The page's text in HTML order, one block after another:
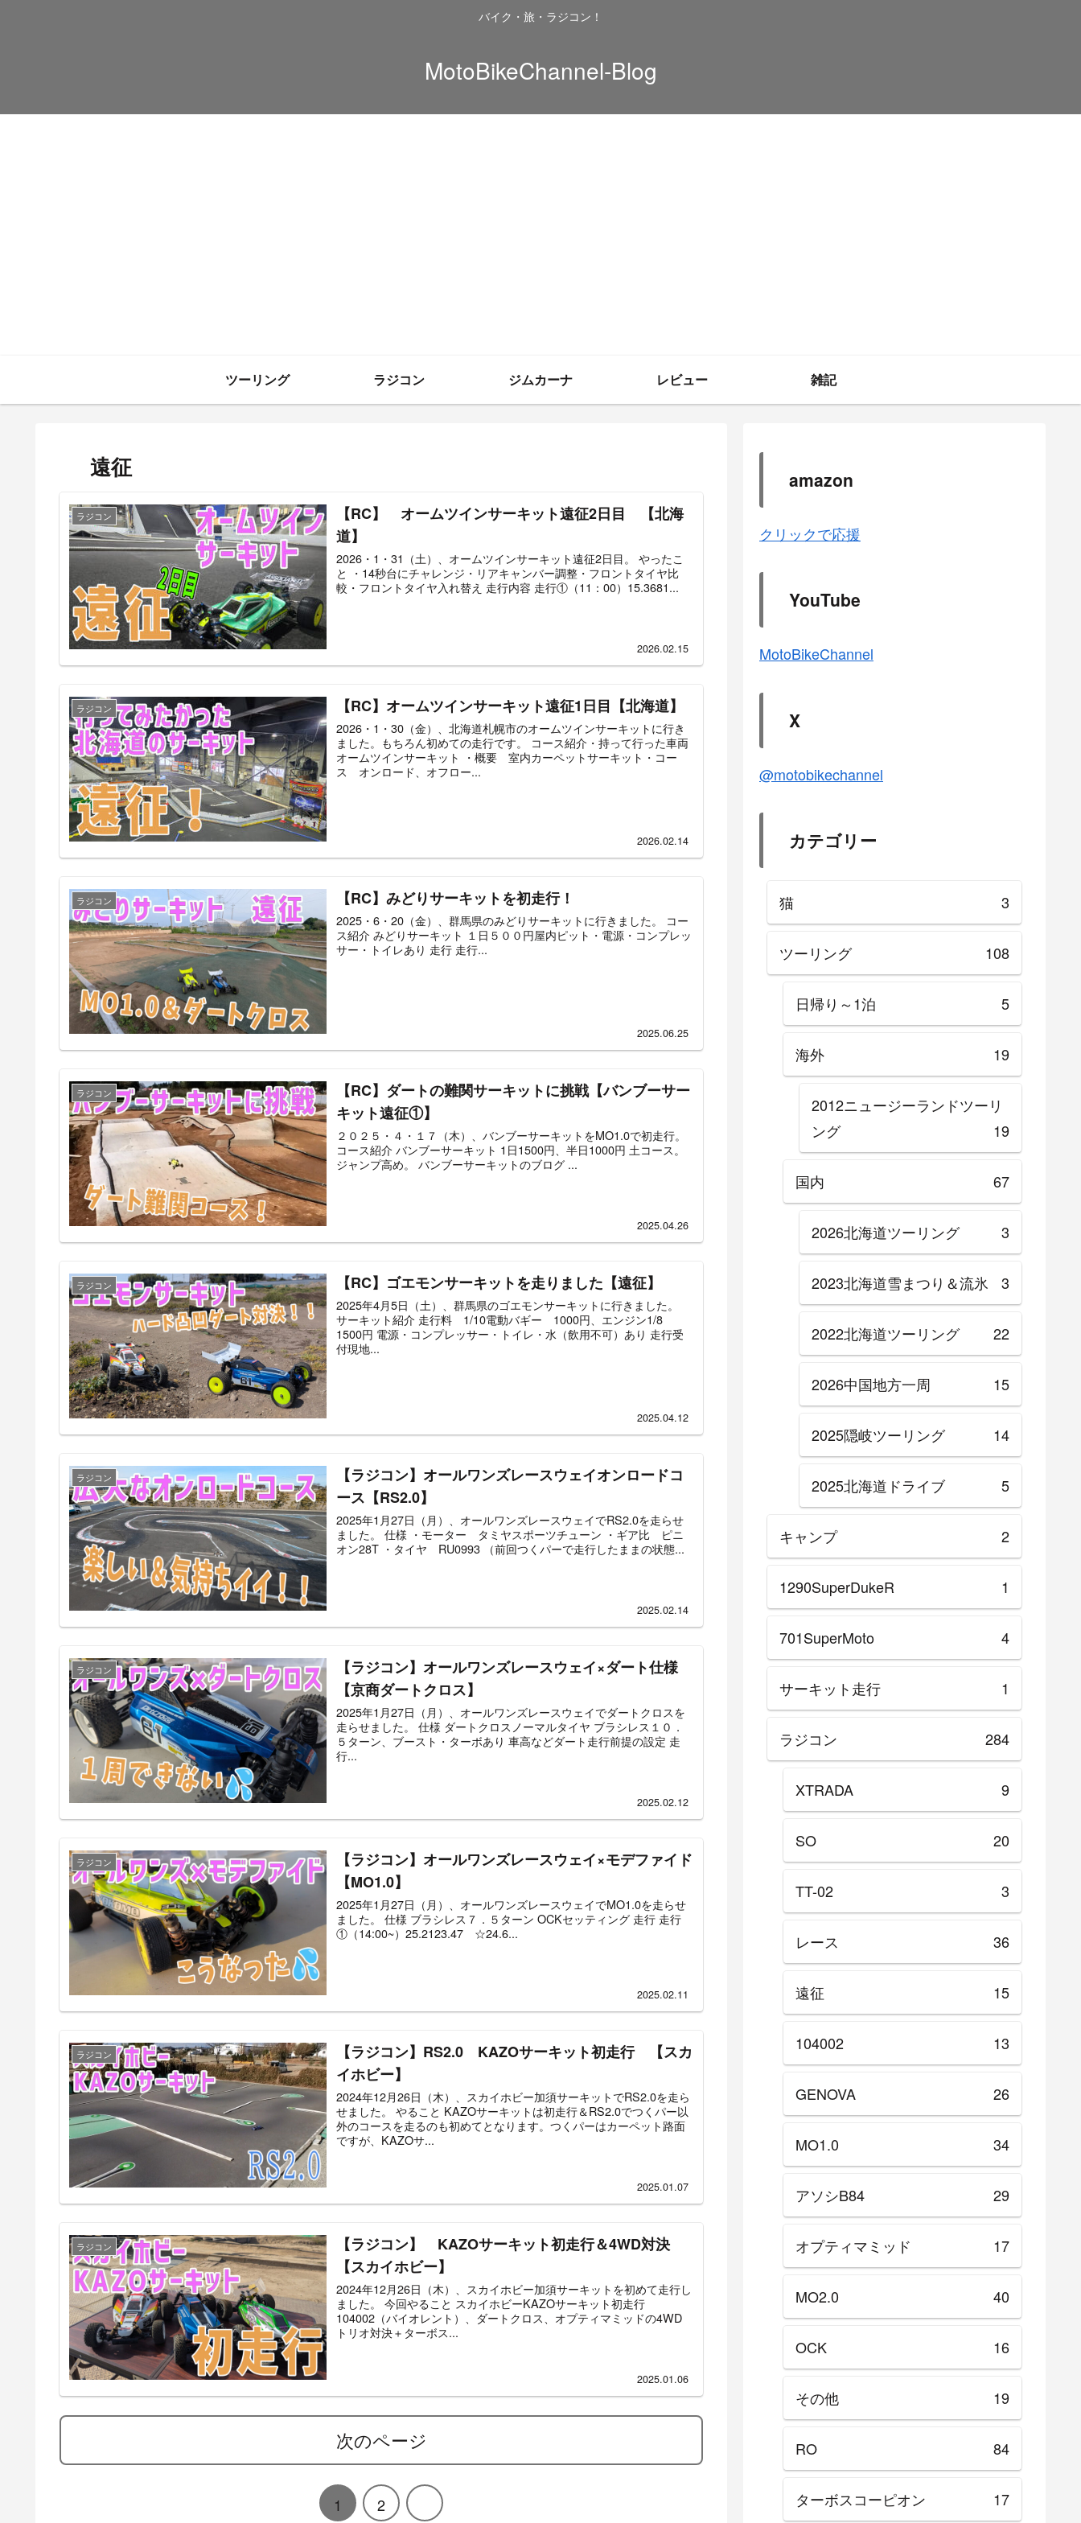
バイク・旅・ラジコン！
MotoBikeChannel-Blog
ツーリング ラジコン ジムカーナ レビュー 雑記
遠征
ラジコン
【RC】 オームツインサーキット遠征2日目 【北海
道】
2026・1・31（土）、オームツインサーキット遠征2日目。 やったこ
と ・14秒台にチャレンジ・リアキャンバー調整・フロントタイヤ比
較・フロントタイヤ入れ替え 走行内容 走行①（11：00）15.3681...
2026.02.15
ラジコン 【RC】オームツインサーキット遠征1日目【北海道】
2026・1・30（金）、北海道札幌市のオームツインサーキットに行き
ました。もちろん初めての走行です。 コース紹介・持って行った車両
オームツインサーキット ・概要 室内カーペットサーキット・コー
ス オンロード、オフロー...
2026.02.14
ラジコン 【RC】みどりサーキットを初走行！
2025・6・20（金）、群馬県のみどりサーキットに行きました。 コー
ス紹介 みどりサーキット １日５００円屋内ピット・電源・コンプレッ
サー・トイレあり 走行 走行...
2025.06.25
ラジコン
【RC】ダートの難関サーキットに挑戦【バンブーサー
キット遠征①】
２０２５・４・１７（木）、バンブーサーキットをMO1.0で初走行。
コース紹介 バンブーサーキット 1日1500円、半日1000円 土コース。
ジャンプ高め。 バンブーサーキットのブログ ...
2025.04.26
ラジコン 【RC】ゴエモンサーキットを走りました【遠征】
2025年4月5日（土）、群馬県のゴエモンサーキットに行きました。
サーキット紹介 走行料 1/10電動バギー 1000円、エンジン1/8
1500円 電源・コンプレッサー・トイレ・水（飲用不可）あり 走行受
付現地...
2025.04.12
ラジコン
【ラジコン】オールワンズレースウェイオンロードコ
ース【RS2.0】
2025年1月27日（月）、オールワンズレースウェイでRS2.0を走らせ
ました。 仕様 ・モーター タミヤスポーツチューン ・ギア比 ピニ
オン28T ・タイヤ RU0993 （前回つくパーで走行したままの状態...
2025.02.14
ラジコン
【ラジコン】オールワンズレースウェイ×ダート仕様
【京商ダートクロス】
2025年1月27日（月）、オールワンズレースウェイでダートクロスを
走らせました。 仕様 ダートクロスノーマルタイヤ ブラシレス１０．
５ターン、ブースト・ターボあり 車高などダート走行前提の設定 走
行...
2025.02.12
ラジコン
【ラジコン】オールワンズレースウェイ×モデファイド
【MO1.0】
2025年1月27日（月）、オールワンズレースウェイでMO1.0を走らせ
ました。 仕様 ブラシレス７．５ターン OCKセッティング 走行 走行
①（14:00~）25.2123.47 ☆24.6...
2025.02.11
ラジコン
【ラジコン】RS2.0 KAZOサーキット初走行 【スカ
イホビー】
2024年12月26日（木）、スカイホビー加須サーキットでRS2.0を走ら
せました。 やること KAZOサーキットは初走行＆RS2.0でつくパー以
外のコースを走るのも初めてとなります。つくパーはカーペット路面
ですが、KAZOサ...
2025.01.07
ラジコン
【ラジコン】 KAZOサーキット初走行＆4WD対決
【スカイホビー】
2024年12月26日（木）、スカイホビー加須サーキットを初めて走行し
ました。 今回やること スカイホビーKAZOサーキット初走行
104002（バイオレント）、ダートクロス、オプティマミッドの4WD
トリオ対決＋ターボス...
2025.01.06
次のページ
1 2
amazon
クリックで応援
YouTube
MotoBikeChannel
X
@motobikechannel
カテゴリー
猫 3
ツーリング 108
日帰り～1泊 5
海外 19
2012ニュージーランドツーリ
ング
19
国内 67
2026北海道ツーリング 3
2023北海道雪まつり＆流氷 3
2022北海道ツーリング 22
2026中国地方一周 15
2025隠岐ツーリング 14
2025北海道ドライブ 5
キャンプ 2
1290SuperDukeR 1
701SuperMoto 4
サーキット走行 1
ラジコン 284
XTRADA 9
SO 20
TT-02 3
レース 36
遠征 15
104002 13
GENOVA 26
MO1.0 34
アソシB84 29
オプティマミッド 17
MO2.0 40
OCK 16
その他 19
RO 84
ターボスコーピオン 17